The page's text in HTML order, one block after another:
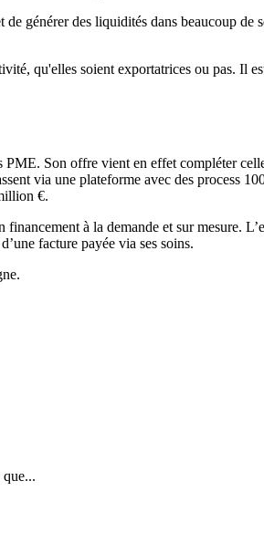
générer des liquidités dans beaucoup de
qu'elles soient exportatrices ou pas. Il
Son offre vient en effet compléter
via une plateforme avec des process
€.
à la demande et sur mesure.
facture payée via ses soins.